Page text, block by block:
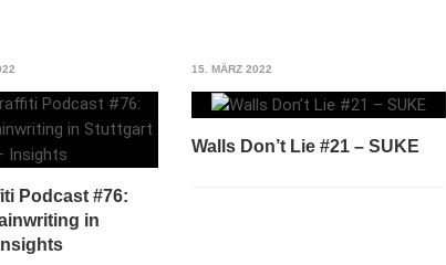
Podcast #76:
in
15. MÄRZ 2022
Walls Don’t Lie #21 – SUKE